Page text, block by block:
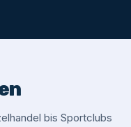
bis Sportclubs